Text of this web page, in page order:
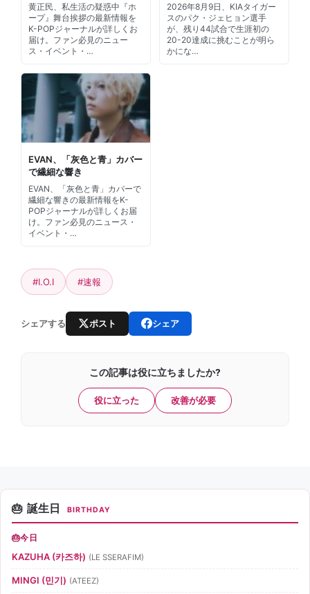
黄正民、私生活の疑惑中『ホ
ープ』舞台挨拶の最新情報を
K-POPジャーナルが詳しくお
届け。ファン必見のニュー
ス・イベント・…
2026年8月9日、KIAタイガー
スのパク・ジェヒョン選手
が、残り44試合で生涯初の
20-20達成に挑むことが明ら
かにな…
EVAN、「灰色と青」カバー
で繊細な響き
EVAN、「灰色と青」カバーで
繊細な響きの最新情報をK-
POPジャーナルが詳しくお届
け。ファン必見のニュース・
イベント・…
#I.O.I #速報
シェアする ポスト シェア
この記事は役に立ちましたか?
役に立った 改善が必要
誕生日 BIRTHDAY
今日
KAZUHA (카즈하) (LE SSERAFIM)
MINGI (민기) (ATEEZ)